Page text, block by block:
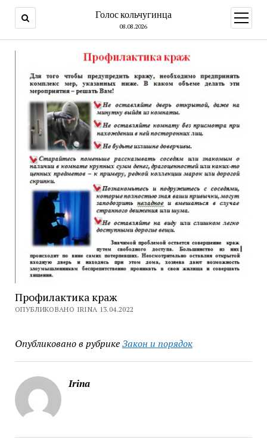
Голос кольчугинца
08.08.2026
меню
Профилактика краж
ОПУБЛИКОВАНО IRINA 13.04.2022
Опубликовано в рубрикеЗакон и порядок
Irina